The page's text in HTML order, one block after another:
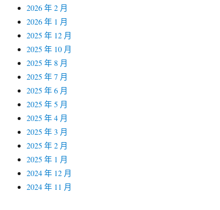
2026 年 2 月
2026 年 1 月
2025 年 12 月
2025 年 10 月
2025 年 8 月
2025 年 7 月
2025 年 6 月
2025 年 5 月
2025 年 4 月
2025 年 3 月
2025 年 2 月
2025 年 1 月
2024 年 12 月
2024 年 11 月